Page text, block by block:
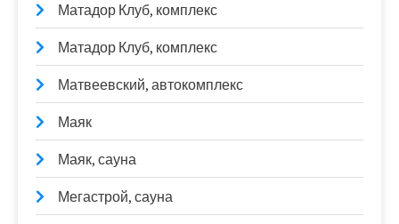
Матадор Клуб, комплекс
Матадор Клуб, комплекс
Матвеевский, автокомплекс
Маяк
Маяк, сауна
Мегастрой, сауна